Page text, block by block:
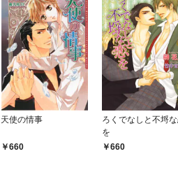
天使の情事
660
ろくでなしと不埒
を
660